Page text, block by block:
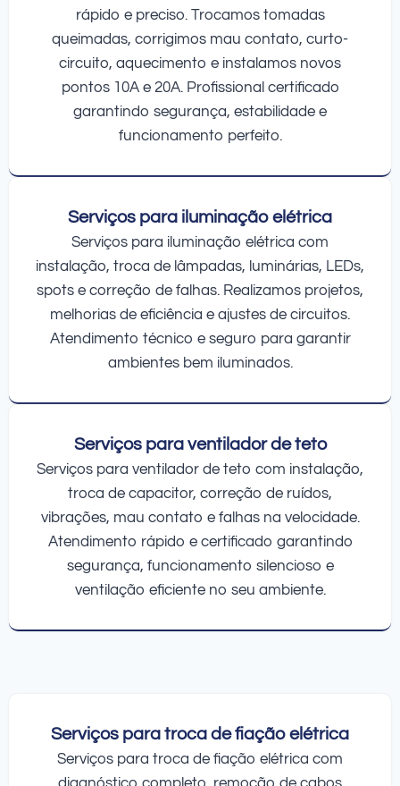
rápido e preciso. Trocamos tomadas
queimadas, corrigimos mau contato, curto-
circuito, aquecimento e instalamos novos
pontos 10A e 20A. Profissional certificado
garantindo segurança, estabilidade e
funcionamento perfeito.
Serviços para iluminação elétrica
Serviços para iluminação elétrica com
instalação, troca de lâmpadas, luminárias, LEDs,
spots e correção de falhas. Realizamos projetos,
melhorias de eficiência e ajustes de circuitos.
Atendimento técnico e seguro para garantir
ambientes bem iluminados.
Serviços para ventilador de teto
Serviços para ventilador de teto com instalação,
troca de capacitor, correção de ruídos,
vibrações, mau contato e falhas na velocidade.
Atendimento rápido e certificado garantindo
segurança, funcionamento silencioso e
ventilação eficiente no seu ambiente.
Serviços para troca de fiação elétrica
Serviços para troca de fiação elétrica com